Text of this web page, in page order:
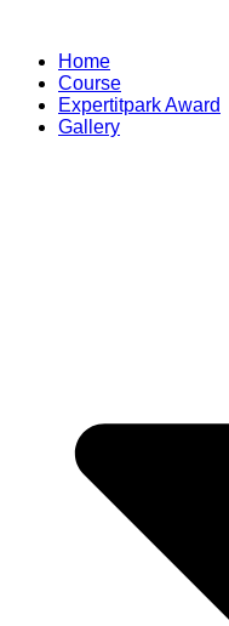
contentHome
Course
Expertitpark Award
Gallery